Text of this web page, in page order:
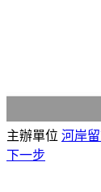
主辦單位 河岸
下一步